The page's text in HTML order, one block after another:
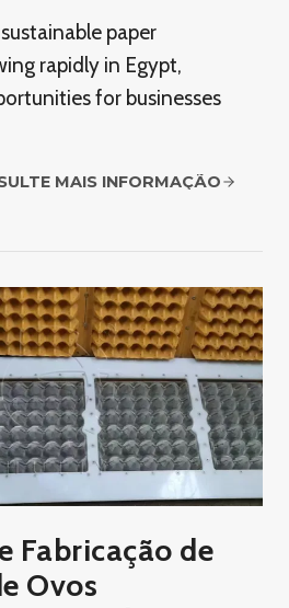
paper
rapidly in Egypt,
for businesses
MAIS INFORMAÇÃO
Fabricação de
Ovos